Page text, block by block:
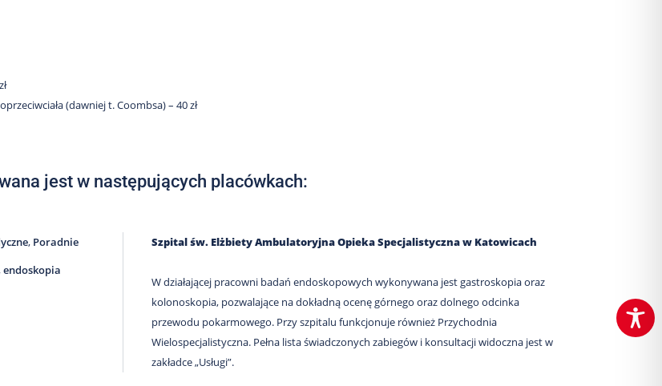
(dawniej t. Coombsa) – 40 zł
jest w następujących placówkach:
, Poradnie
endoskopia
Szpital św. Elżbiety Ambulatoryjna Opieka Specjalistyczna w Katowicach
W działającej pracowni badań endoskopowych wykonywana jest gastroskopia oraz
kolonoskopia, pozwalające na dokładną ocenę górnego oraz dolnego odcinka
przewodu pokarmowego. Przy szpitalu funkcjonuje również Przychodnia
Wielospecjalistyczna. Pełna lista świadczonych zabiegów i konsultacji widoczna jest w
zakładce „Usługi”.